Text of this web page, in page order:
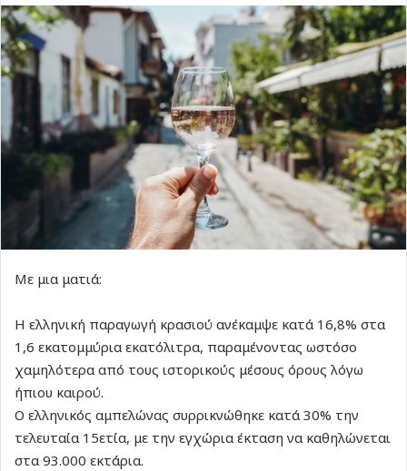
Με μια ματιά:
Η ελληνική παραγωγή κρασιού ανέκαμψε κατά 16,8% στα
1,6 εκατομμύρια εκατόλιτρα, παραμένοντας ωστόσο
χαμηλότερα από τους ιστορικούς μέσους όρους λόγω
ήπιου καιρού.
Ο ελληνικός αμπελώνας συρρικνώθηκε κατά 30% την
τελευταία 15ετία, με την εγχώρια έκταση να καθηλώνεται
στα 93.000 εκτάρια.